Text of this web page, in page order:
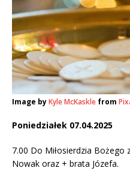
Image byKyle McKaskle from
Poniedziałek 07.04.2025
7.00 Do Miłosierdzia
Nowak oraz + brata Józefa.